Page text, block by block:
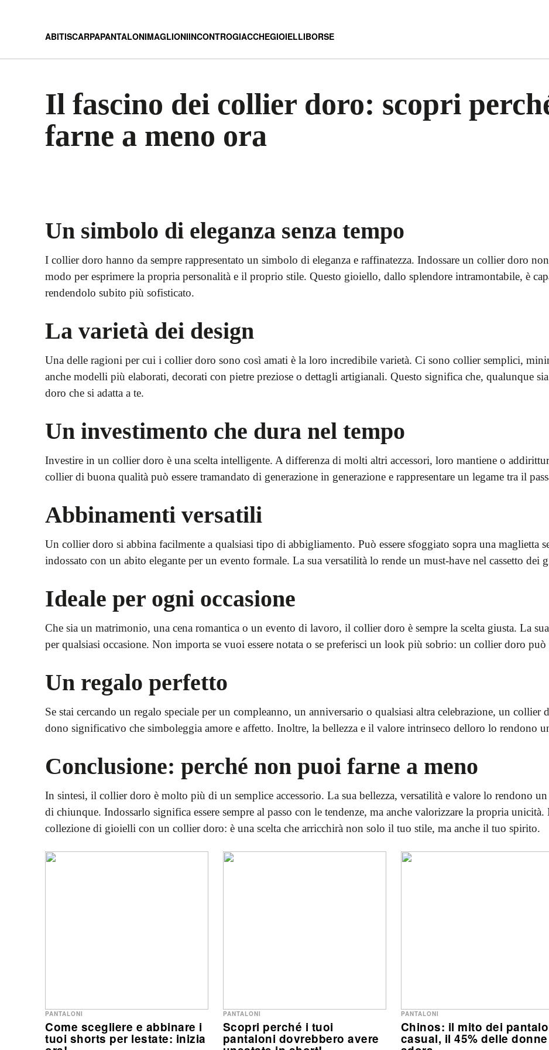
ABITISCARPAPANTALONIMAGLIONIINCONTROGIACCHEGIOIELLIBORSE
Il fascino dei collier doro: scopri
farne a meno ora
Un simbolo di eleganza senza tempo
I collier doro hanno da sempre rappresentato un simbolo di eleganza e raffinatezza. Indossare un collier doro
modo per esprimere la propria personalità e il proprio stile. Questo gioiello, dallo splendore intramontabile, è
rendendolo subito più sofisticato.
La varietà dei design
Una delle ragioni per cui i collier doro sono così amati è la loro incredibile varietà. Ci sono collier semplici,
anche modelli più elaborati, decorati con pietre preziose o dettagli artigianali. Questo significa che, qualunque
doro che si adatta a te.
Un investimento che dura nel tempo
Investire in un collier doro è una scelta intelligente. A differenza di molti altri accessori, loro mantiene o
collier di buona qualità può essere tramandato di generazione in generazione e rappresentare un legame tra il
Abbinamenti versatili
Un collier doro si abbina facilmente a qualsiasi tipo di abbigliamento. Può essere sfoggiato sopra una maglietta
indossato con un abito elegante per un evento formale. La sua versatilità lo rende un must-have nel cassetto
Ideale per ogni occasione
Che sia un matrimonio, una cena romantica o un evento di lavoro, il collier doro è sempre la scelta giusta. La
per qualsiasi occasione. Non importa se vuoi essere notata o se preferisci un look più sobrio: un collier doro può
Un regalo perfetto
Se stai cercando un regalo speciale per un compleanno, un anniversario o qualsiasi altra celebrazione, un
dono significativo che simboleggia amore e affetto. Inoltre, la bellezza e il valore intrinseco delloro lo rendono
Conclusione: perché non puoi farne a meno
In sintesi, il collier doro è molto più di un semplice accessorio. La sua bellezza, versatilità e valore lo rendono
di chiunque. Indossarlo significa essere sempre al passo con le tendenze, ma anche valorizzare la propria
collezione di gioielli con un collier doro: è una scelta che arricchirà non solo il tuo stile, ma anche il tuo spirito.
Come scegliere e abbinare i
tuoi shorts per lestate: inizia
PANTALONI
Scopri perché i tuoi
pantaloni dovrebbero avere
PANTALONI
Chinos: il mito dei
casual, il 45% delle
PANTALONI